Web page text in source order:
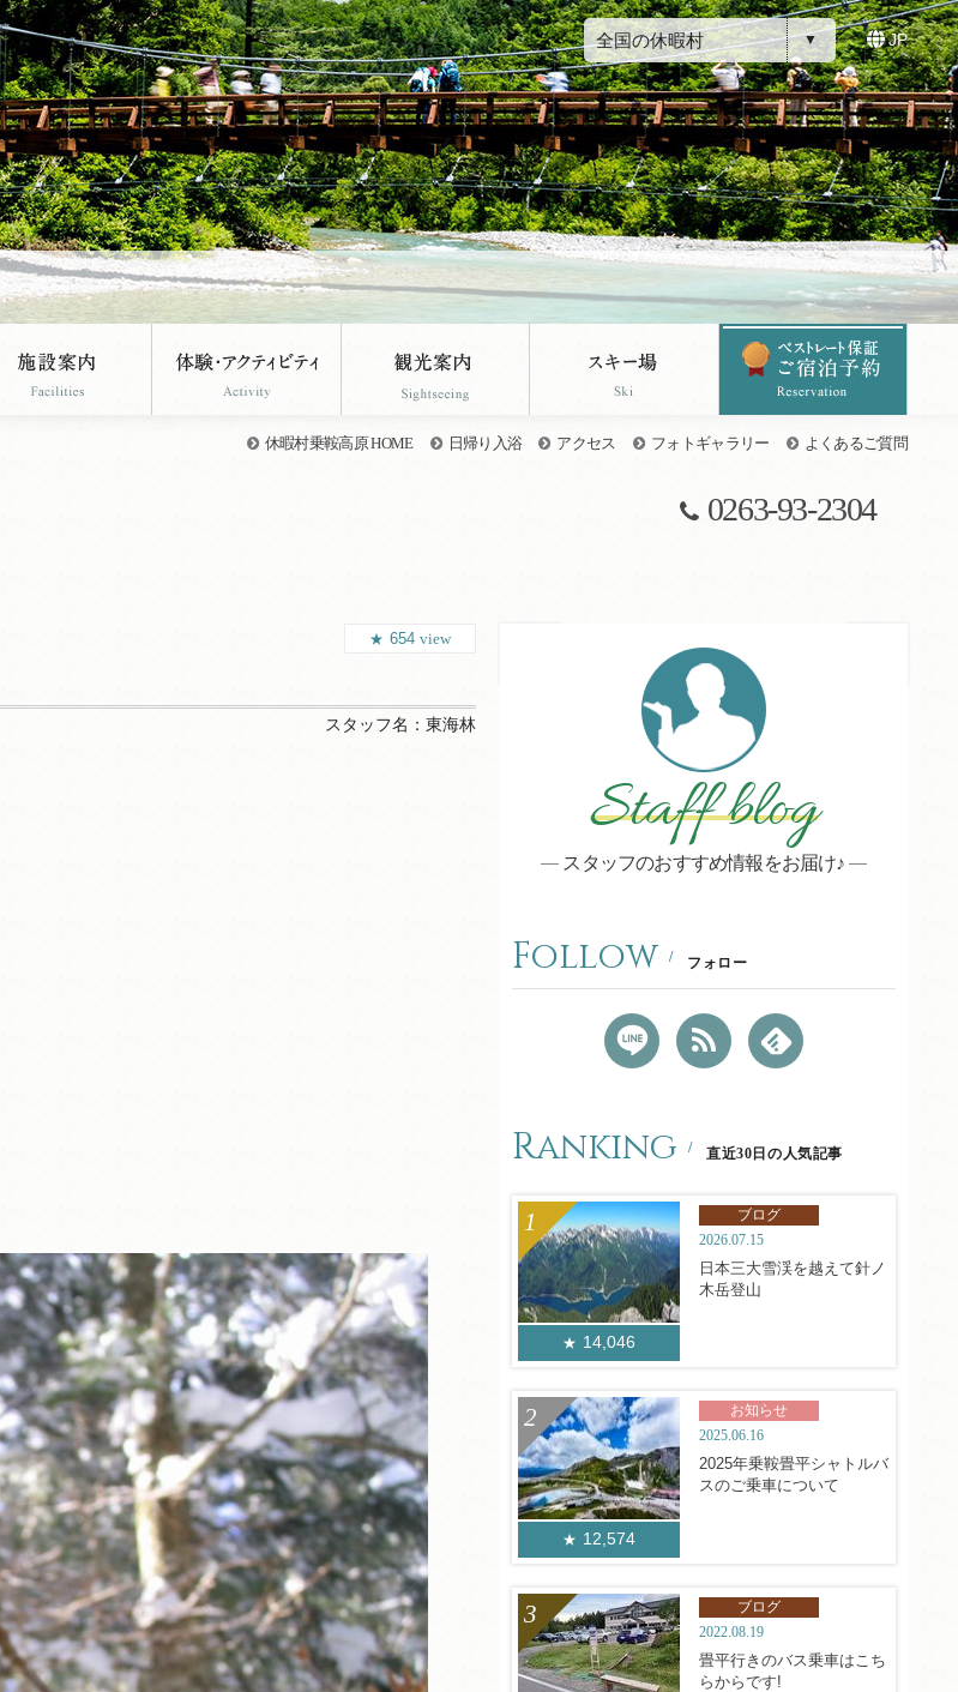
全国の休暇村 JP
休暇村乗鞍高原 HOME 日帰り入浴 アクセス フォトギャラリー よくあるご質問
0263-93-2304
654 view
スタッフ名： 東海林
Staff blog
スタッフのおすすめ情報をお届け♪
Follow フォロー
Ranking 直近30日の人気記事
14,046
ブログ
2026.07.15
日本三大雪渓を越えて針ノ
木岳登山
12,574
お知らせ
2025.06.16
2025年乗鞍畳平シャトルバ
スのご乗車について
ブログ
2022.08.19
畳平行きのバス乗車はこち
らからです!